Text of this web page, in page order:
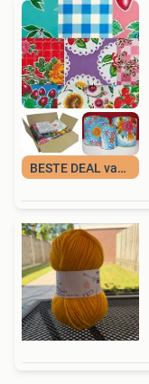
BESTE DEAL vandaag